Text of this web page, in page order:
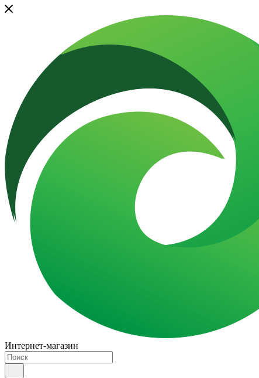
Интернет-магазин